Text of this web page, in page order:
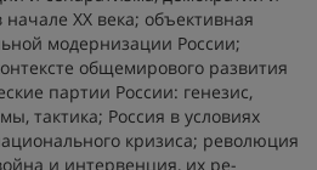
XX века; объективная
модернизации России;
общемирового развития
партии России: генезис,
тактика; Россия в условиях
кризиса; революция
и интервенция, их ре-